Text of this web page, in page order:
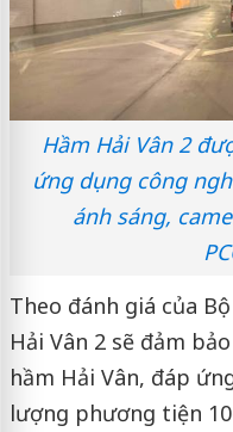
Hầm Hải Vân 2
ứng dụng công
ánh sáng,
Theo đánh giá của
Hải Vân 2 sẽ đảm
hầm Hải Vân, đáp
lượng phương tiện